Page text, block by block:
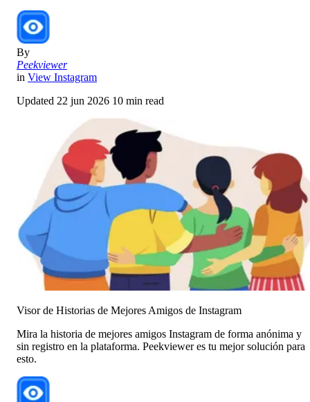
By
Peekviewer
in View Instagram
Updated 22 jun 2026 10 min read
Visor de Historias de Mejores Amigos de Instagram
Mira la historia de mejores amigos Instagram de forma anónima y
sin registro en la plataforma. Peekviewer es tu mejor solución para
esto.